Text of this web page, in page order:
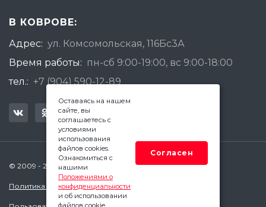
В КОВРОВЕ:
Адрес: ул. Комсомольская, 116Бс3А
Время работы: пн-сб 9:00-19:00, вс 9:00-18:00
тел.: +7 (904) 590-12-89
© 2009 - 2026 Квадратный Метр - Ковров
Политика конфиденциальности
Оставаясь на нашем
сайте, вы
соглашаетесь с
условиями
использования
файлов cookies.
Ознакомиться с
нашими
Положениями о
конфиденциальности
и об использовании
файлов cookie.
Согласен